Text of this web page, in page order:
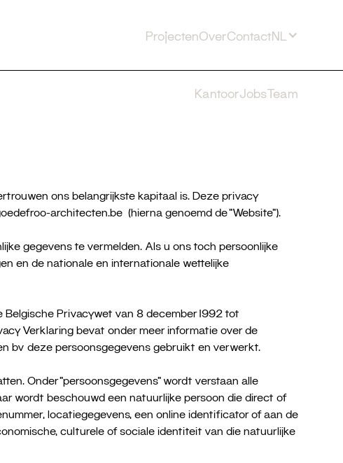
ProjectenOverContactNL
KantoorJobsTeam
ons belangrijkste kapitaal is. Deze privacy
architecten.be (hierna genoemd de “Website”).
gegevens te vermelden. Als u ons toch persoonlijke
en de nationale en internationale wettelijke
Privacywet van 8 december 1992 tot
Verklaring bevat onder meer informatie over de
bv deze persoonsgegevens gebruikt en verwerkt.
Onder “persoonsgegevens” wordt verstaan alle
wordt beschouwd een natuurlijke persoon die direct of
locatiegegevens, een online identificator of aan de
culturele of sociale identiteit van die natuurlijke